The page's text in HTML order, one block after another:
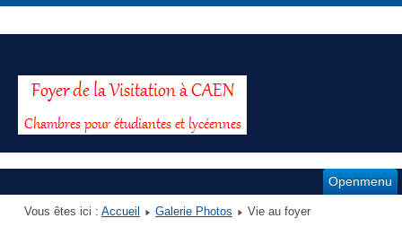
Openmenu
Vous êtes ici : Accueil Galerie Photos Vie au foyer